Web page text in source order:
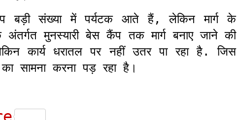
बड़ी संख्या में पर्यटक आते हैं, लेकिन मार्ग के
मुनस्यारी बेस कैंप तक मार्ग बनाए जाने की
कार्य धरातल पर नहीं उतर पा रहा है. जिस
सामना करना पड़ रहा है।